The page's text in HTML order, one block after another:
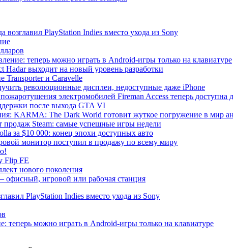
PlayStation Indies вместо ухода из Sony
теперь можно играть в Android-игры только на клавиатуре
Hadar выходит на новый уровень разработки
Transporter и Caravelle
революционные дисплеи, недоступные даже iPhone
электромобилей Fireman Access теперь доступна
после выхода GTA VI
KARMA: The Dark World готовит жуткое погружение в мир
продаж Steam: самые успешные игры недели
за $10 000: конец эпохи доступных авто
монитор поступил в продажу по всему миру
Flip FE
нового поколения
игровой или рабочая станция
PlayStation Indies вместо ухода из Sony
теперь можно играть в Android-игры только на клавиатуре